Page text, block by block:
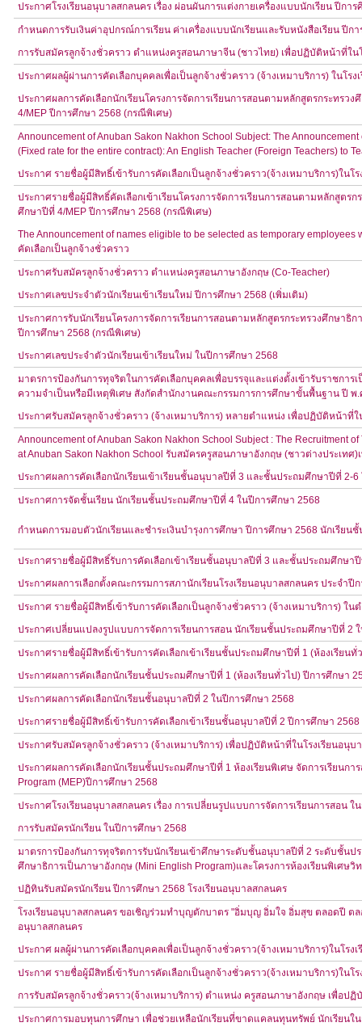
ประกาศโรงเรียนอนุบาลสกลนคร เรื่อง ผ่อนผันการแต่งกายเครื่องแบบนักเรียน ปีการ
กำหนดการรับเงินค่าอุปกรณ์การเรียน ค่าเครื่องแบบนักเรียนและรับหนังสือเรียน ปีก
การรับสมัครลูกจ้างชั่วคราว ตำแหน่งครูสอนภาษาจีน (ชาวไทย) เพื่อปฏิบัติหน้าที่ใน
ประกาศผลผู้ผ่านการคัดเลือกบุคคลเพื่อเป็นลูกจ้างชั่วคราว (จ้างเหมาบริการ) ในโร
ประกาศผลการคัดเลือกนักเรียนโครงการจัดการเรียนการสอนตามหลักสูตรกระทร
4/MEP ปีการศึกษา 2568 (กรณีพิเศษ)
Announcement of Anuban Sakon Nakhon School Subject: The
(Fixed rate for the entire contract): An English Teacher (Foreign Teachers) to
ประกาศ รายชื่อผู้มีสิทธิ์เข้ารับการคัดเลือกเป็นลูกจ้างชั่วคราว(จ้างเหมาบริการ)ในโ
ประกาศรายชื่อผู้มีสิทธิ์คัดเลือกเข้าเรียนโครงการจัดการเรียนการสอนตามหลักสูตร
ศึกษาปีที่ 4/MEP ปีการศึกษา 2568 (กรณีพิเศษ)
The Announcement of names eligible to be selected as temporary
คัดเลือกเป็นลูกจ้างชั่วคราว
ประกาศรับสมัครลูกจ้างชั่วคราว ตำแหน่งครูสอนภาษาอังกฤษ (Co-Teacher)
ประกาศเลขประจำตัวนักเรียนเข้าเรียนใหม่ ปีการศึกษา 2568 (เพิ่มเติม)
ประกาศการรับนักเรียนโครงการจัดการเรียนการสอนตามหลักสูตรกระทรวงศึกษา
ปีการศึกษา 2568 (กรณีพิเศษ)
ประกาศเลขประจำตัวนักเรียนเข้าเรียนใหม่ ในปีการศึกษา 2568
มาตรการป้องกันการทุจริตในการคัดเลือกบุคคลเพื่อบรรจุและแต่งตั้งเข้ารับราชก
ความจำเป็นหรือมีเหตุพิเศษ สังกัดสำนักงานคณะกรรมการการศึกษาขั้นพื้นฐาน ปี พ.
ประกาศรับสมัครลูกจ้างชั่วคราว (จ้างเหมาบริการ) หลายตำแหน่ง เพื่อปฏิบัติหน้าที่ใ
Announcement of Anuban Sakon Nakhon School Subject : The Recruitment
at Anuban Sakon Nakhon School รับสมัครครูสอนภาษาอังกฤษ (ชาวต่างประเท
ประกาศผลการคัดเลือกนักเรียนเข้าเรียนชั้นอนุบาลปีที่ 3 และชั้นประถมศึกษาปีที่ 2-
ประกาศการจัดชั้นเรียน นักเรียนชั้นประถมศึกษาปีที่ 4 ในปีการศึกษา 2568
กำหนดการมอบตัวนักเรียนและชำระเงินบำรุงการศึกษา ปีการศึกษา 2568 นักเรีย
ประกาศรายชื่อผู้มีสิทธิ์รับการคัดเลือกเข้าเรียนชั้นอนุบาลปีที่ 3 และชั้นประถมศึกษา
ประกาศผลการเลือกตั้งคณะกรรมการสภานักเรียนโรงเรียนอนุบาลสกลนคร ประจำปี
ประกาศ รายชื่อผู้มีสิทธิ์เข้ารับการคัดเลือกเป็นลูกจ้างชั่วคราว (จ้างเหมาบริการ) ใน
ประกาศเปลี่ยนแปลงรูปแบบการจัดการเรียนการสอน นักเรียนชั้นประถมศึกษาปีที่ 2
ประกาศรายชื่อผู้มีสิทธิ์เข้ารับการคัดเลือกเข้าเรียนชั้นประถมศึกษาปีที่ 1 (ห้องเรียน
ประกาศผลการคัดเลือกนักเรียนชั้นประถมศึกษาปีที่ 1 (ห้องเรียนทั่วไป) ปีการศึกษา
ประกาศผลการคัดเลือกนักเรียนชั้นอนุบาลปีที่ 2 ในปีการศึกษา 2568
ประกาศรายชื่อผู้มีสิทธิ์เข้ารับการคัดเลือกเข้าเรียนชั้นอนุบาลปีที่ 2 ปีการศึกษา 2568
ประกาศรับสมัครลูกจ้างชั่วคราว (จ้างเหมาบริการ) เพื่อปฏิบัติหน้าที่ในโรงเรียนอนุบ
ประกาศผลการคัดเลือกนักเรียนชั้นประถมศึกษาปีที่ 1 ห้องเรียนพิเศษ จัดการเรียนก
Program (MEP)ปีการศึกษา 2568
ประกาศโรงเรียนอนุบาลสกลนคร เรื่อง การเปลี่ยนรูปแบบการจัดการเรียนการสอน
การรับสมัครนักเรียน ในปีการศึกษา 2568
มาตรการป้องกันการทุจริตการรับนักเรียนเข้าศึกษาระดับชั้นอนุบาลปีที่ 2 ระดับชั้นป
ศึกษาธิการเป็นภาษาอังกฤษ (Mini English Program)และโครงการห้องเรียนพิเศษ
ปฏิทินรับสมัครนักเรียน ปีการศึกษา 2568 โรงเรียนอนุบาลสกลนคร
โรงเรียนอนุบาลสกลนคร ขอเชิญร่วมทำบุญตักบาตร "อิ่มบุญ อิ่มใจ อิ่มสุข ตลอดปี
อนุบาลสกลนคร
ประกาศ ผลผู้ผ่านการคัดเลือกบุคคลเพื่อเป็นลูกจ้างชั่วคราว(จ้างเหมาบริการ)ในโรง
ประกาศ รายชื่อผู้มีสิทธิ์เข้ารับการคัดเลือกเป็นลูกจ้างชั่วคราว(จ้างเหมาบริการ)ในโ
การรับสมัครลูกจ้างชั่วคราว(จ้างเหมาบริการ) ตำแหน่ง ครูสอนภาษาอังกฤษ เพื่อป
ประกาศการมอบทุนการศึกษา เพื่อช่วยเหลือนักเรียนที่ขาดแคลนทุนทรัพย์ นักเรียน